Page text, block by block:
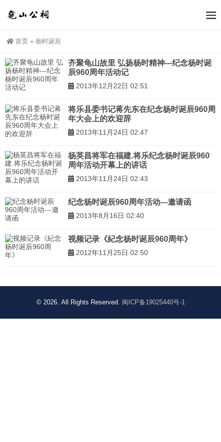
首页 » 杨时诞辰
齐聚龟山故里 弘扬杨时精神---纪念杨时诞
辰960周年活动记
2013年12月22日 02:51
将乐县委书记蒋先东在纪念杨时诞辰960周
年大会上的欢迎辞
2013年11月24日 02:47
杨英昌将军在福建.将乐纪念杨时诞辰960
周年活动开幕上的讲话
2013年11月24日 02:43
纪念杨时诞辰960周年活动---邀请函
2013年8月16日 02:40
视频记录《紀念杨时诞辰960周年》
2012年11月25日 02:50
© 2026. All Rights Reserved. 闽ICP备19025440号-1